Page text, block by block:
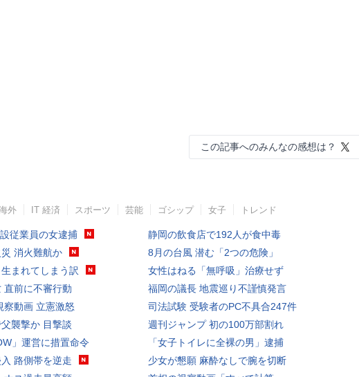
この記事へのみんなの感想は？
外 IT 経済 スポーツ 芸能 ゴシップ 女子 トレンド
従業員の女逮捕
消火難航か
生まれてしまう訳
直前に不審行動
察動画 立憲激怒
襲撃か 目撃談
」運営に措置命令
路側帯を逆走
静岡の飲食店で192人が食中毒
8月の台風 潜む「2つの危険」
女性はねる「無呼吸」治療せず
福岡の議長 地震巡り不謹慎発言
司法試験 受験者のPC不具合247件
週刊ジャンプ 初の100万部割れ
「女子トイレに全裸の男」逮捕
少女が懇願 麻酔なしで腕を切断